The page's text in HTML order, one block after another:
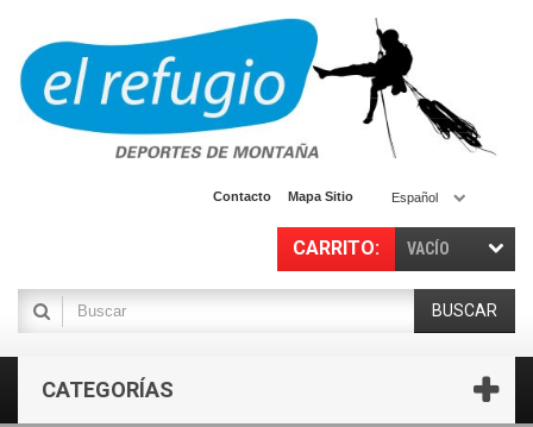
Español
Contacto Mapa Sitio
CARRITO: VACÍO
BUSCAR
CATEGORÍAS